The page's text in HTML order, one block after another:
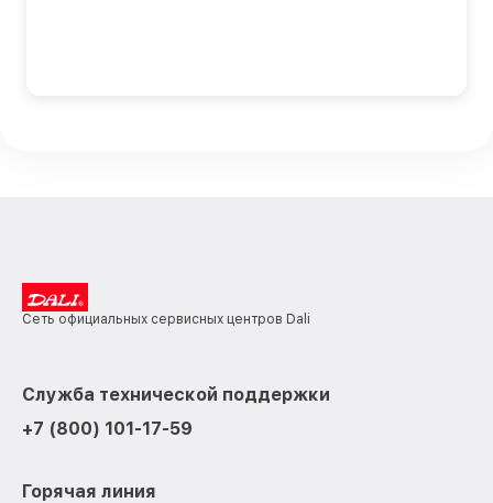
Сеть официальных сервисных центров Dali
Служба технической поддержки
+7 (800) 101-17-59
Горячая линия